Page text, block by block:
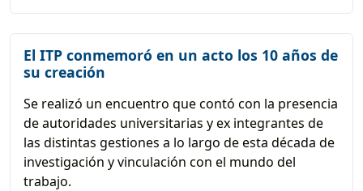
El ITP conmemoró en un acto los 10 años de
su creación
Se realizó un encuentro que contó con la presencia
de autoridades universitarias y ex integrantes de
las distintas gestiones a lo largo de esta década de
investigación y vinculación con el mundo del
trabajo.